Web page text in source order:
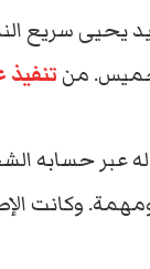
يحيى سريع
من
عبر حسابه
وكانت